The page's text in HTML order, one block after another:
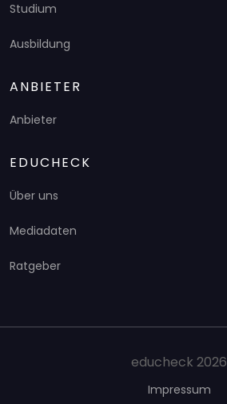
Studium
Ausbildung
ANBIETER
Anbieter
EDUCHECK
Über uns
Mediadaten
Ratgeber
educheck 2026
Impressum